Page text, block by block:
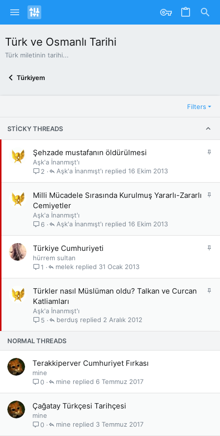
Türk ve Osmanlı Tarihi
Türk miletinin tarihi...
Türkiyem
Filters
STICKY THREADS
Şehzade mustafanın öldürülmesi
Aşk'a İnanmışt'ı
2
16 Ekim 2013
Aşk'a İnanmışt'ı
Milli Mücadele Sırasında Kurulmuş Yararlı-Zararlı
Cemiyetler
Aşk'a İnanmışt'ı
6
16 Ekim 2013
Aşk'a İnanmışt'ı
Türkiye Cumhuriyeti
hürrem sultan
1
31 Ocak 2013
melek
Türkler nasıl Müslüman oldu? Talkan ve Curcan
Katliamları
Aşk'a İnanmışt'ı
5
2 Aralık 2012
berduş
NORMAL THREADS
Terakkiperver Cumhuriyet Fırkası
mine
0
6 Temmuz 2017
mine
Çağatay Türkçesi Tarihçesi
mine
0
3 Temmuz 2017
mine